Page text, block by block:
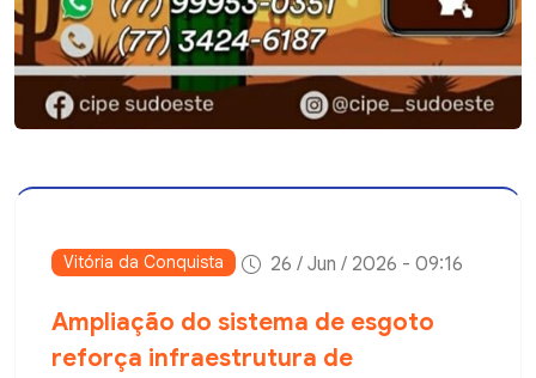
Vitória da Conquista 26 / Jun / 2026 - 09:16
Ampliação do sistema de esgoto
reforça infraestrutura de